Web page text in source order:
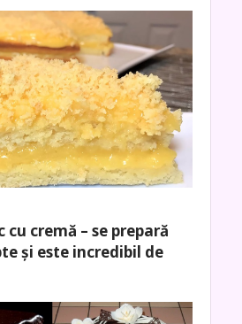
cremă – se prepară
și este incredibil de